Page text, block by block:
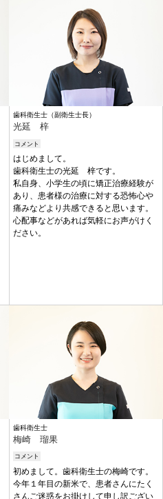
歯科衛生士（副衛生士長）
光延 梓
コメント
はじめまして。
歯科衛生士の光延 梓です。
私自身、小学生の頃に矯正治療経験が
あり、患者様の治療に対する恐怖心や
痛みなどより共感できると思います。
心配事などがあれば気軽にお声がけく
ださい。
歯科衛生士
梅崎 瑠果
コメント
初めまして。歯科衛生士の梅崎です。
今年１年目の新米で、患者さんにたく
さんご迷惑をお掛けして申し訳ござい